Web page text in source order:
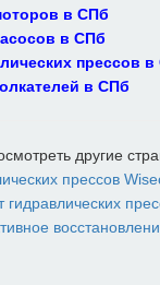
в СПб
в СПб
прессов
в СПб
другие
прессов
гидравлических